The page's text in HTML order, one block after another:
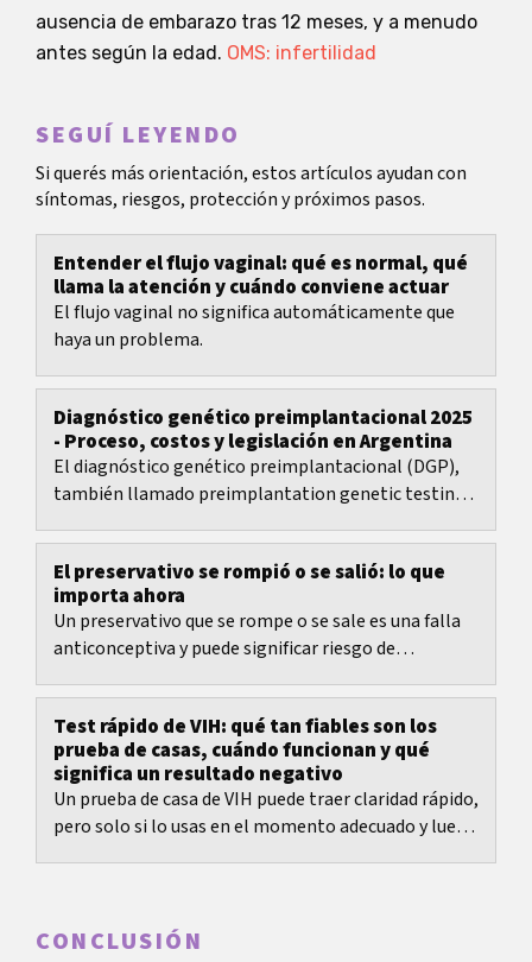
ausencia de embarazo tras 12 meses, y a menudo
antes según la edad. OMS: infertilidad
SEGUÍ LEYENDO
Si querés más orientación, estos artículos ayudan con
síntomas, riesgos, protección y próximos pasos.
Entender el flujo vaginal: qué es normal, qué
llama la atención y cuándo conviene actuar
El flujo vaginal no significa automáticamente que
haya un problema.
Diagnóstico genético preimplantacional 2025
- Proceso, costos y legislación en Argentina
El diagnóstico genético preimplantacional (DGP),
también llamado preimplantation genetic testing
los...
El preservativo se rompió o se salió: lo que
importa ahora
Un preservativo que se rompe o se sale es una falla
anticonceptiva y puede significar riesgo de
Test rápido de VIH: qué tan fiables son los
prueba de casas, cuándo funcionan y qué
significa un resultado negativo
Un prueba de casa de VIH puede traer claridad rápido,
pero solo si lo usas en el momento adecuado y luego
CONCLUSIÓN